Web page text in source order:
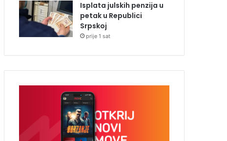
Isplata julskih penzija u
petak u Republici
Srpskoj
prije 1 sat